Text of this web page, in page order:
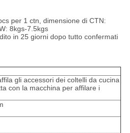
per 1 ctn, dimensione di CTN:
8kgs-7.5kgs
in 25 giorni dopo tutto confermati
gli accessori dei coltelli da cucina
con la macchina per affilare i